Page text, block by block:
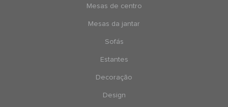
Mesas de centro
Mesas da jantar
Sofás
Estantes
Decoração
Design